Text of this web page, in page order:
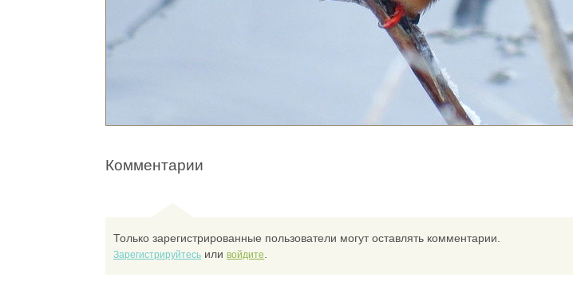
Комментарии
Только зарегистрированные пользователи могут оставлять комментарии.
Зарегистрируйтесь или войдите